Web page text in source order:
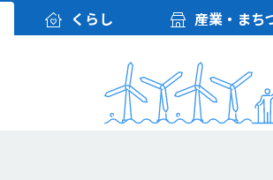
くらし 産業・まち